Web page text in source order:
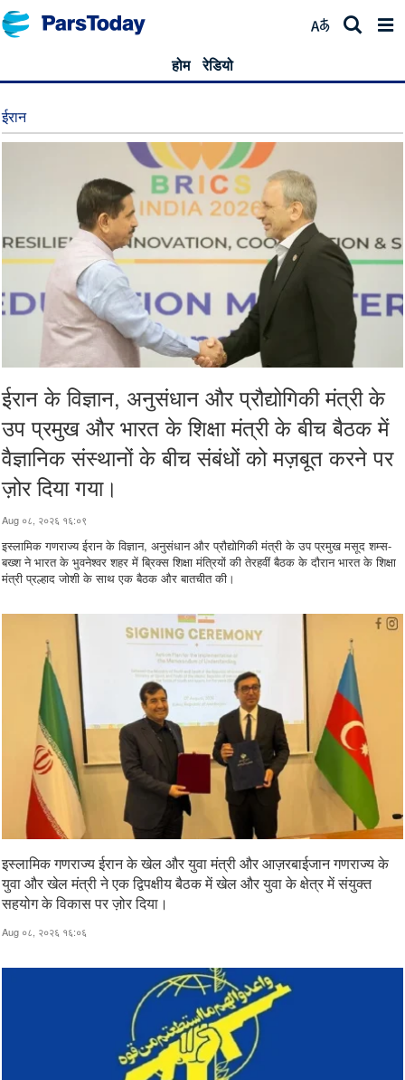
होम रेडियो
ईरान
ईरान के विज्ञान, अनुसंधान और प्रौद्योगिकी मंत्री के
उप प्रमुख और भारत के शिक्षा मंत्री के बीच बैठक में
वैज्ञानिक संस्थानों के बीच संबंधों को मज़बूत करने पर
ज़ोर दिया गया।
Aug ०८, २०२६ १६:०९
इस्लामिक गणराज्य ईरान के विज्ञान, अनुसंधान और प्रौद्योगिकी मंत्री के उप प्रमुख मसूद शम्स-
बख्श ने भारत के भुवनेश्वर शहर में ब्रिक्स शिक्षा मंत्रियों की तेरहवीं बैठक के दौरान भारत के शिक्षा
मंत्री प्रल्हाद जोशी के साथ एक बैठक और बातचीत की।
इस्लामिक गणराज्य ईरान के खेल और युवा मंत्री और आज़रबाईजान गणराज्य के
युवा और खेल मंत्री ने एक द्विपक्षीय बैठक में खेल और युवा के क्षेत्र में संयुक्त
सहयोग के विकास पर ज़ोर दिया।
Aug ०८, २०२६ १६:०६